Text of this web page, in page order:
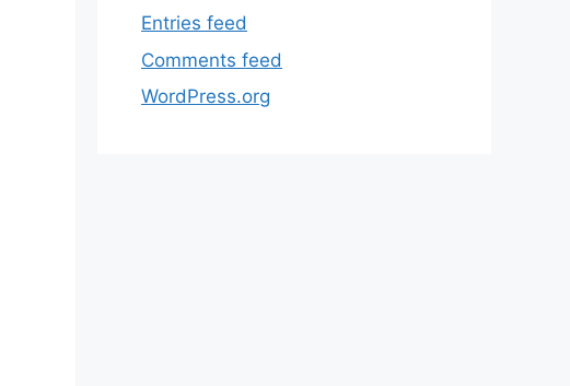
Entries feed
Comments feed
WordPress.org